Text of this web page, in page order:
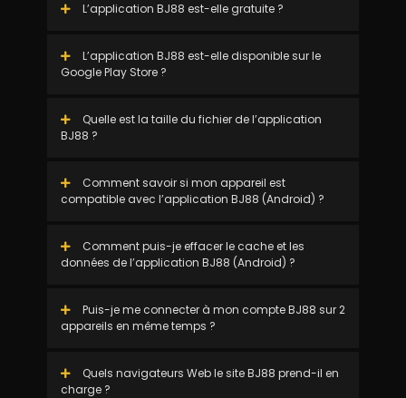
L’application BJ88 est-elle gratuite ?
L’application BJ88 est-elle disponible sur le
Google Play Store ?
Quelle est la taille du fichier de l’application
BJ88 ?
Comment savoir si mon appareil est
compatible avec l’application BJ88 (Android) ?
Comment puis-je effacer le cache et les
données de l’application BJ88 (Android) ?
Puis-je me connecter à mon compte BJ88 sur 2
appareils en même temps ?
Quels navigateurs Web le site BJ88 prend-il en
charge ?